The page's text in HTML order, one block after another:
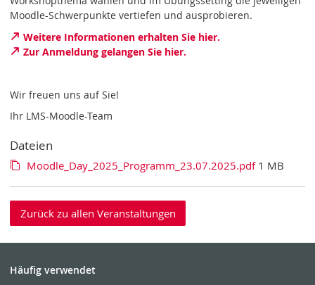
Moodle-Schwerpunkte vertiefen und ausprobieren.
Weitere Informationen erhalten Sie hier.
Zur Anmeldung gelangen Sie hier.
Wir freuen uns auf Sie!
Ihr LMS-Moodle-Team
Dateien
Moodle_Day_2025_Programm_23.07.2025.pdf 1 MB
Zurück zu allen Veranstaltungen
Häufig verwendet